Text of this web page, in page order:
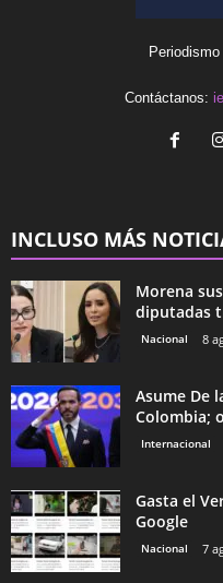
Contáctanos:
INCLUSO MÁS
Morena
diputadas
Nacional 8
Asume De
Colombia;
Internacional
Gasta el
Google
Nacional 7